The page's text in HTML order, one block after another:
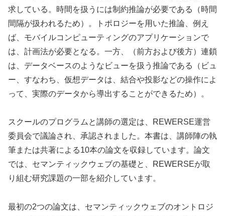
求している。時間を扱うには制約推論が必要である（時間
間隔が扱われるため）。トポロジーを用いた推論、例え
ば、モバイルコンピューティングのアプリケーションで
は、計画法が必要となる。一方、（前方および後方）連鎖
は、データベースのようなビューを扱う推論である（ビュ
ー、すなわち、仮想データは、結合や投影などの操作によ
って、実際のデータから導出することができるため）。
スクールのプログラムと講師の選定は、REWERSE運営
委員会で議論され、承認されました。本書は、講師陣の執
筆または共著による10本の論文を収録しています。論文
では、セマンティックウェブの基礎と、REWERSEが取
り組む研究課題の一部を紹介しています。
最初の2つの論文は、セマンティックウェブのオントロジ